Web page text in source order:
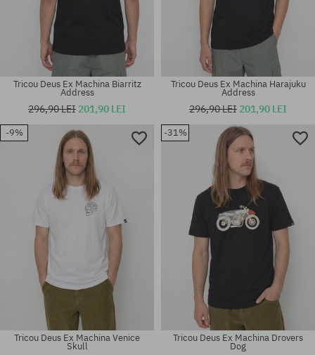
Mărimi existente:
Mărimi existente:
M; L; XL; XXL
Tricou Deus Ex Machina Biarritz
Address
296,90 LEI 201,90 LEI
Tricou Deus Ex Machina Harajuku
Address
296,90 LEI 201,90 LEI
-9%
Tricou Deus Ex Machina Venice
Skull
-31%
Tricou Deus Ex Machina Drovers
Dog